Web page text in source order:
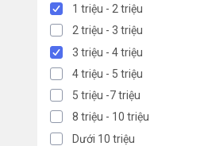
1 triệu - 2 triệu
2 triệu - 3 triệu
3 triệu - 4 triệu
4 triệu - 5 triệu
5 triệu -7 triệu
8 triệu - 10 triệu
Dưới 10 triệu